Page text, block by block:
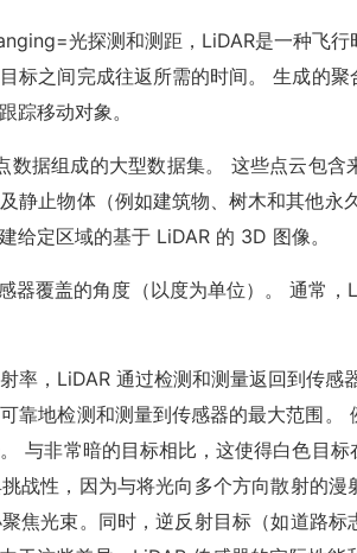
光探测和测距，LiDAR是一种飞行
标之间完成往返所需的时间。 生成的
踪移动对象。
据组成的大型数据集。 这些点云包含
静止物体（例如建筑物、树木和其他永
给定区域的基于 LiDAR 的 3D 图像。
覆盖的角度（以度为单位）。 通常，
率，LiDAR 通过检测和测量返回到传
靠地检测和测量到传感器的最大范围。
与非常暗的目标相比，这使得白色目
战性，因为与将光向多个方向散射的
焦光束。同时，逆反射目标（如道路